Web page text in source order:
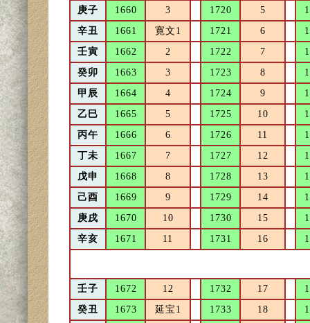
庚子 1660 3 1720 5
辛丑
1661 寛文1 1721 6
壬寅
1662 2 1722 7
癸卯
1663 3 1723 8
甲辰
1664 4 1724 9
乙巳
1665 5 1725 10
丙午
1666 6 1726 11
丁未
1667 7 1727 12
戊申
1668 8 1728 13
己酉
1669 9 1729 14
庚戌
1670 10 1730 15
辛亥
1671 11 1731 16
壬子 1672 12 1732 17
癸丑
1673 延宝1 1733 18